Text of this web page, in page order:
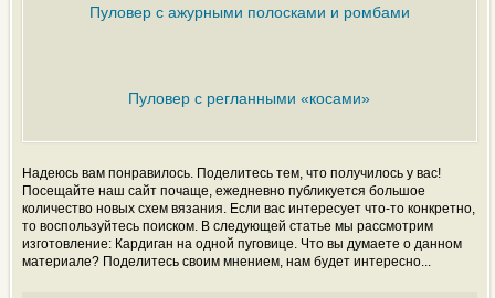
Пуловер с ажурными полосками и ромбами
Пуловер с регланными «косами»
Надеюсь вам понравилось. Поделитесь тем, что получилось у вас!
Посещайте наш сайт почаще, ежедневно публикуется большое
количество новых схем вязания. Если вас интересует что-то конкретно,
то воспользуйтесь поиском. В следующей статье мы рассмотрим
изготовление: Кардиган на одной пуговице. Что вы думаете о данном
материале? Поделитесь своим мнением, нам будет интересно...